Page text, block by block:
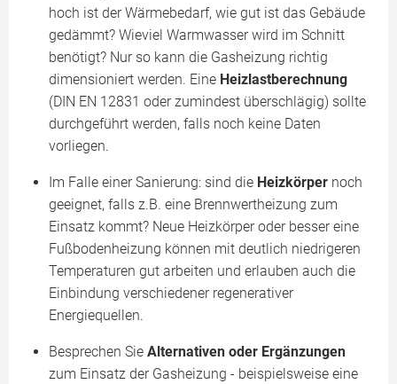
hoch ist der Wärmebedarf, wie gut ist das Gebäude
gedämmt? Wieviel Warmwasser wird im Schnitt
benötigt? Nur so kann die Gasheizung richtig
dimensioniert werden. Eine Heizlastberechnung
(DIN EN 12831 oder zumindest überschlägig) sollte
durchgeführt werden, falls noch keine Daten
vorliegen.
Im Falle einer Sanierung: sind die Heizkörper noch
geeignet, falls z.B. eine Brennwertheizung zum
Einsatz kommt? Neue Heizkörper oder besser eine
Fußbodenheizung können mit deutlich niedrigeren
Temperaturen gut arbeiten und erlauben auch die
Einbindung verschiedener regenerativer
Energiequellen.
Besprechen Sie Alternativen oder Ergänzungen
zum Einsatz der Gasheizung - beispielsweise eine